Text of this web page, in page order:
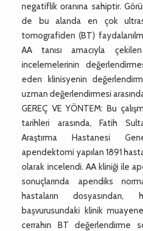
negatiflik oranına sahiptir.
de bu alanda en çok
tomografiden (BT)
AA tanısı amacıyla
incelemelerinin
eden klinisyenin
uzman değerlendirmesi
GEREÇ VE YÖNTEM: Bu
tarihleri arasında, Fatih
Araştırma Hastanesi
apendektomi yapılan 1891
olarak incelendi. AA kliniği ile
sonuçlarında apendiks
hastaların
başvurusundaki klinik
cerrahın BT değerlendirme